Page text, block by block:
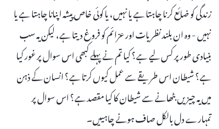
زندگی کو ضائع کرنا چاہتا ہے یا نہیں، یا کوئی خاص پیشہ اپنانا چاہتا ہے یا
نہیں - وہ ان بلند نظریات اور عزائم کو فروغ دیتا ہے، لیکن یہ سب
بنیادی طور پر کس لیے ہے؟ کیا تم نے پہلے کبھی اس سوال پر غور کیا
ہے؟ شیطان اس طریقے سے عمل کیوں کرتا ہے؟ انسان کے ذہن
میں یہ چیزیں بٹھانے سے شیطان کا کیا مقصد ہے؟ اس سوال پر
تمہارے دل بالکل صاف ہونے چاہییں۔